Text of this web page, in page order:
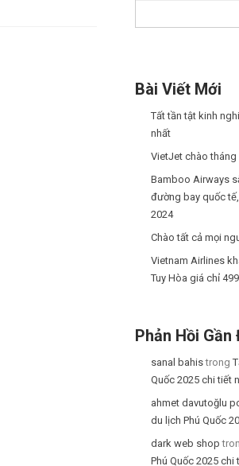
Bài Viết Mới
Tất tần tật kinh
nhất
VietJet chào
Bamboo Airways
đường bay quốc
2024
Chào tất cả mọi
Vietnam Airlines
Tuy Hòa giá chỉ
Phản Hồi Gần
sanal bahistrong
Quốc 2025 chi tiết
ahmet davutoğlu
du lịch Phú Quốc
dark web shop
Phú Quốc 2025 chi